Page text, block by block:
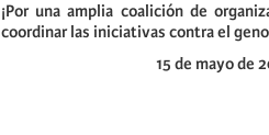
¡Por una amplia coalición de
coordinar las iniciativas contra el
15 de mayo de